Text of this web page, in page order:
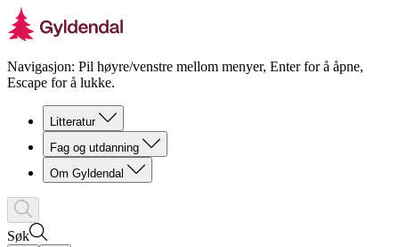
Navigasjon: Pil høyre/venstre mellom menyer, Enter for å åpne,
Escape for å lukke.
Litteratur
Fag og utdanning
Om Gyldendal
Søk